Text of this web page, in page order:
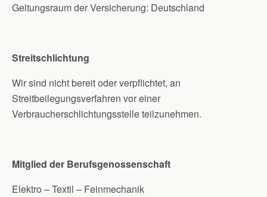
Geltungsraum der Versicherung: Deutschland
Streitschlichtung
Wir sind nicht bereit oder verpflichtet, an
Streitbeilegungsverfahren vor einer
Verbraucherschlichtungsstelle teilzunehmen.
Mitglied der Berufsgenossenschaft
Elektro – Textil – Feinmechanik